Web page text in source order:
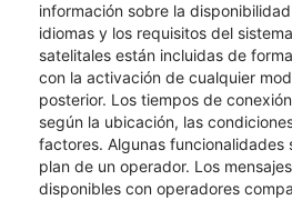
información sobre la
idiomas y los requisitos del
satelitales están incluidas de
con la activación de cualquier
posterior. Los tiempos de
según la ubicación, las
factores. Algunas funcionalidades
plan de un operador. Los
disponibles con operadores